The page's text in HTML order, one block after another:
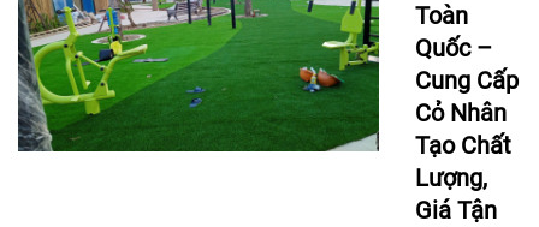
Toàn
Quốc –
Cung Cấp
Cỏ Nhân
Tạo Chất
Lượng,
Giá Tận